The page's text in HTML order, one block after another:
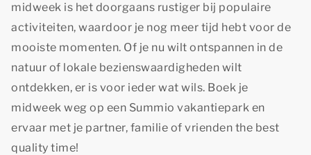
midweek is het doorgaans rustiger bij populaire
activiteiten, waardoor je nog meer tijd hebt voor de
mooiste momenten. Of je nu wilt ontspannen in de
natuur of lokale bezienswaardigheden wilt
ontdekken, er is voor ieder wat wils. Boek je
midweek weg op een Summio vakantiepark en
ervaar met je partner, familie of vrienden the best
quality time!